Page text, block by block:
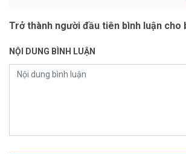
Trở thành người đầu tiên bình luận cho
NỘI DUNG BÌNH LUẬN